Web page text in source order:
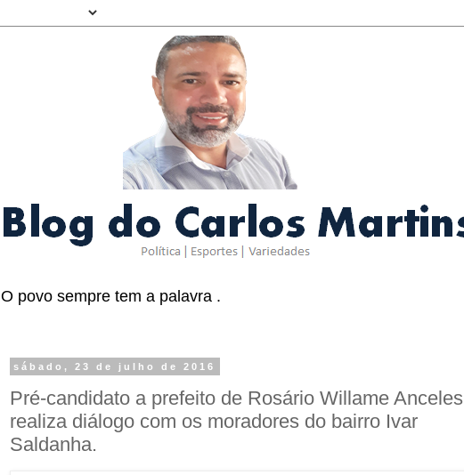
O povo sempre tem a palavra .
sábado, 23 de julho de 2016
Pré-candidato a prefeito de Rosário Willame Anceles
realiza diálogo com os moradores do bairro Ivar
Saldanha.